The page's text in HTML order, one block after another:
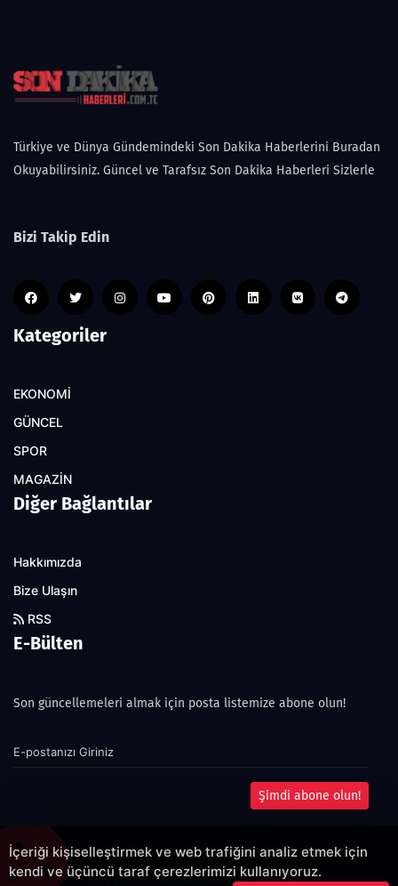
Türkiye ve Dünya Gündemindeki Son Dakika Haberlerini Buradan
Okuyabilirsiniz. Güncel ve Tarafsız Son Dakika Haberleri Sizlerle
Bizi Takip Edin
Kategoriler
EKONOMİ
GÜNCEL
SPOR
MAGAZİN
Diğer Bağlantılar
Hakkımızda
Bize Ulaşın
RSS
E-Bülten
Son güncellemeleri almak için posta listemize abone olun!
Şimdi abone olun!
Copyright 2022© - Allright reserved.
İçeriği kişiselleştirmek ve web trafiğini analiz etmek için
kendi ve üçüncü taraf çerezlerimizi kullanıyoruz.